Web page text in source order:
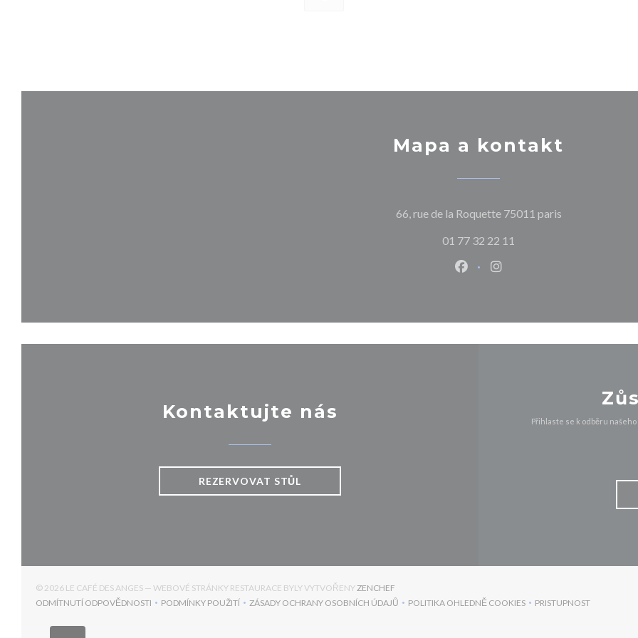
Mapa a kontakt
66, rue de la Roquette 75011 paris((otevře se v
01 77 32 22 11
Facebook ((otevře se v novém
Instagram ((otevře se v
Kontaktujte nás
REZERVOVAT STŮL
Přihlaste se k odběru
© 2026 LE CAFÉ DES ANGES — WEBOVÉ STRÁNKY RESTAURACE BYLY VYTVOŘENYZENCHEF
ODMÍTNUTÍ ODPOVĚDNOSTI
((OTEVŘE SE V NOVÉM OKNĚ))
PODMÍNKY POUŽITÍ
((OTEVŘE SE V NOVÉM OKNĚ))
ZÁSADY OCHRANY OSOBNÍCH ÚDAJŮ
((OTEVŘE SE V NOVÉM OKNĚ))
POLITIKA OHLEDNĚ COOKIES
((OTEVŘE SE V NOVÉM OKNĚ))
PRISTUPNOST
((OTEVŘE SE V